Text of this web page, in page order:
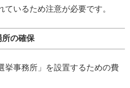
いるため注意が必要です。
の確保
挙事務所」を設置するための費